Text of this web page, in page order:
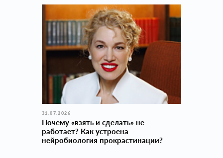
31.07.2026
Почему «взять и сделать» не
работает? Как устроена
нейробиология прокраcтинации?